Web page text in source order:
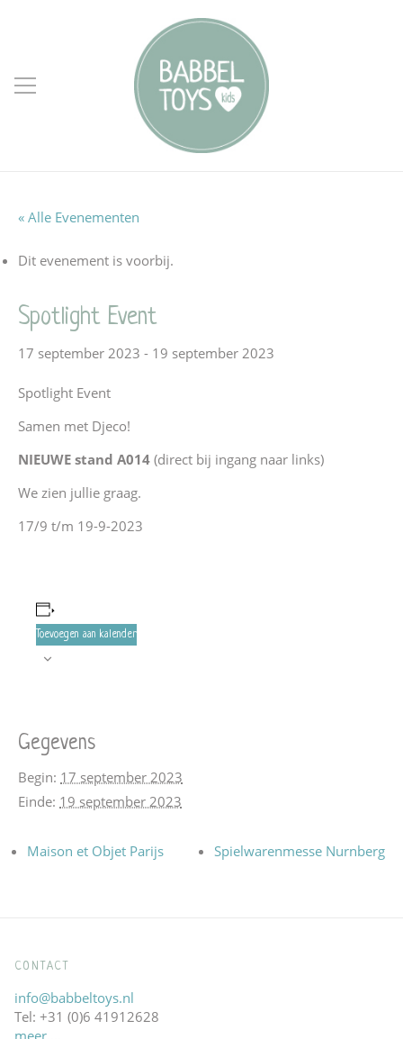
« Alle Evenementen
Dit evenement is voorbij.
Spotlight Event
17 september 2023 - 19 september 2023
Spotlight Event
Samen met Djeco!
NIEUWE stand A014 (direct bij ingang naar links)
We zien jullie graag.
17/9 t/m 19-9-2023
Toevoegen aan kalender
Gegevens
Begin: 17 september 2023
Einde: 19 september 2023
Maison et Objet Parijs Spielwarenmesse Nurnberg
CONTACT
info@babbeltoys.nl
Tel: +31 (0)6 41912628
meer….